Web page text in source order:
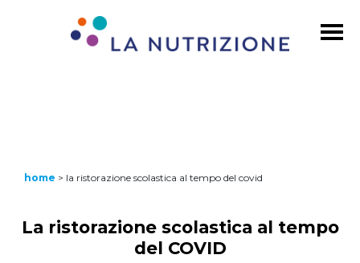
home > la ristorazione scolastica al tempo del covid
La ristorazione scolastica al tempo
del COVID